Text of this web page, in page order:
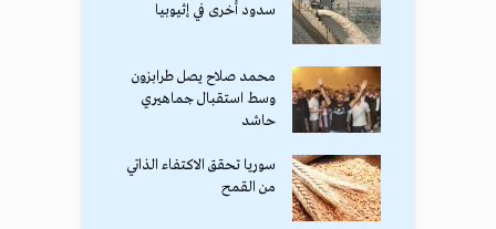
سدود أخرى في إثيوبيا
محمد صلاح يصل طرابزون
وسط استقبال جماهيري
حاشد
سوريا تحقق الاكتفاء الذاتي
من القمح